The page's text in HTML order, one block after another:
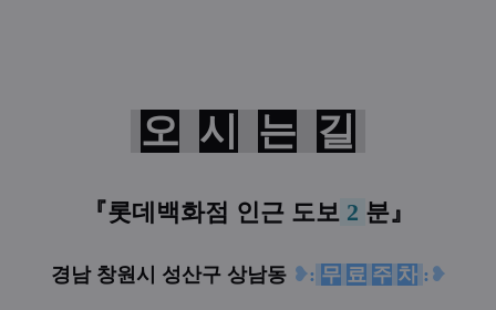
오 시 는 길
『롯데백화점 인근 도보2 분』
경남 창원시 성산구 상남동 ❥: 무 료 주 차 : ❥